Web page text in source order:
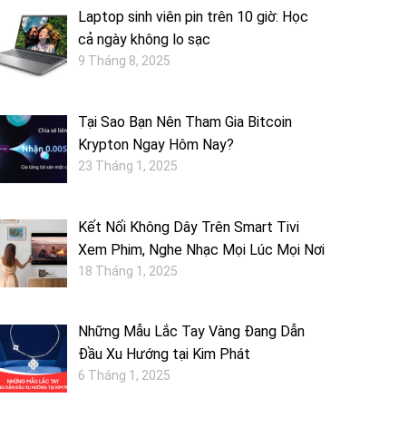
Laptop sinh viên pin trên 10 giờ: Học
cả ngày không lo sạc
9 Tháng 8, 2025
Tại Sao Bạn Nên Tham Gia Bitcoin
Krypton Ngay Hôm Nay?
23 Tháng 1, 2025
Kết Nối Không Dây Trên Smart Tivi
Xem Phim, Nghe Nhạc Mọi Lúc Mọi Nơi
18 Tháng 1, 2025
Những Mẫu Lắc Tay Vàng Đang Dẫn
Đầu Xu Hướng tại Kim Phát
6 Tháng 1, 2025